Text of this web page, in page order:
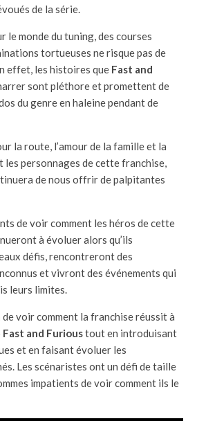
de la série.
monde du tuning, des courses
tortueuses ne risque pas de
effet, les histoires que Fast and
sont pléthore et promettent de
du genre en haleine pendant de
la route, l’amour de la famille et la
les personnages de cette franchise,
de nous offrir de palpitantes
de voir comment les héros de cette
à évoluer alors qu’ils
défis, rencontreront des
et vivront des événements qui
leurs limites.
voir comment la franchise réussit à
Fast and Furioustout en introduisant
et en faisant évoluer les
Les scénaristes ont un défi de taille
impatients de voir comment ils le